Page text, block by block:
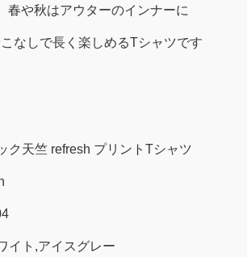
春や秋はアウターのインナーに
なしで長く楽しめるTシャツです
ク天竺 refresh プリントTシャツ
イト,アイスグレー